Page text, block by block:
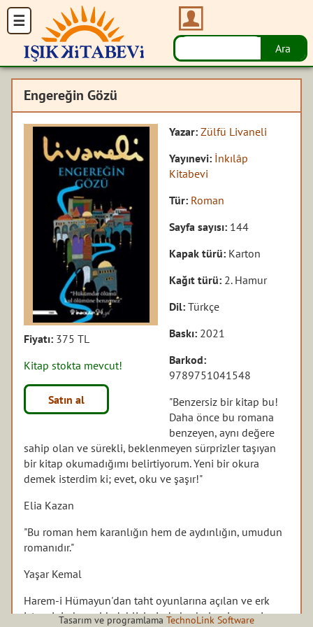
Engereğin Gözü
Fiyatı: 375 TL
Kitap stokta mevcut!
Satın al
Yazar:Zülfü Livaneli
Yayınevi: İnkılâp
Kitabevi
Tür: Roman
Sayfa sayısı: 144
Kapak türü: Karton
Kağıt türü: 2. Hamur
Dil:Türkçe
Baskı: 2021
Barkod:
9789751041548
"Benzersiz bir kitap bu!
Daha önce bu romana
benzeyen, aynı değere
sahip olan ve sürekli, beklenmeyen sürprizler taşıyan
bir kitap okumadığımı belirtiyorum. Yeni bir okura
demek isterdim ki; evet, oku ve şaşır!"
Elia Kazan
"Bu roman hem karanlığın hem de aydınlığın, umudun
romanıdır."
Yaşar Kemal
Harem-i Hümayun'dan taht oyunlarına açılan ve erk
istencinin karanlık dehlizlerinde kaybolup insanı, insan
Tasarım ve programlama TechnoLink Software